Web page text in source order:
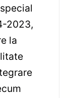
2023,
la